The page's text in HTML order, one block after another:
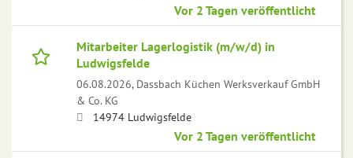
Vor 2 Tagen veröffentlicht
Mitarbeiter Lagerlogistik (m/w/d) in
Ludwigsfelde
06.08.2026, Dassbach Küchen Werksverkauf GmbH
& Co. KG
14974 Ludwigsfelde
Vor 2 Tagen veröffentlicht